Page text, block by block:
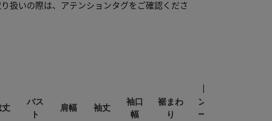
扱いの際は、アテンションタグをご確認くださ
丈
バス
ト
肩幅 袖丈
袖口
幅
裾まわ
り
ンナ
ー】